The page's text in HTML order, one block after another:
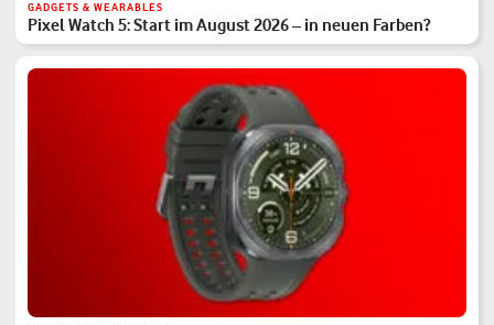
GADGETS & WEARABLES
Pixel Watch 5: Start im August 2026 – in neuen Farben?